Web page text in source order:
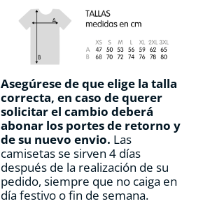
Asegúrese de que elige la talla
correcta, en caso de querer
solicitar el cambio deberá
abonar los portes de retorno y
de su nuevo envio. Las
camisetas se sirven 4 días
después de la realización de su
pedido, siempre que no caiga en
día festivo o fin de semana.